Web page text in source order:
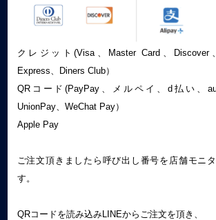
クレジット(Visa、Master Card、Discover
Express、Diners Club）
QRコード(PayPay、メルペイ、d払い、au
UnionPay、WeChat Pay）
Apple Pay
ご注文頂きましたら呼び出し番号を店舗モニ
す。
QRコードを読み込みLINEからご注文を頂き、